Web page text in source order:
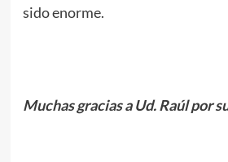
sido enorme.
Muchas gracias a Ud. Raúl por